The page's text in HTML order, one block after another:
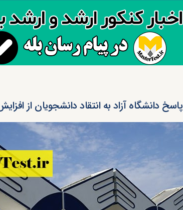
پاسخ دانشگاه آزاد به انتقاد دانشجویان از